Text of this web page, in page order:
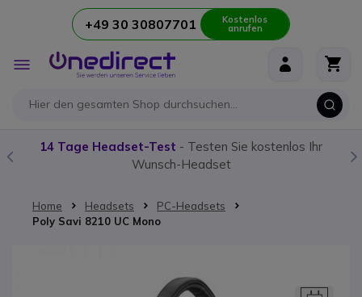
Zum Inhalt springen+49 30 30807701 Kostenlos
anrufen
Navigation
umschalten
UnserFunkgerät-Guide:Alles was Sie wissen
Home Headsets
PC-Headsets
Poly Savi 8210 UC Mono